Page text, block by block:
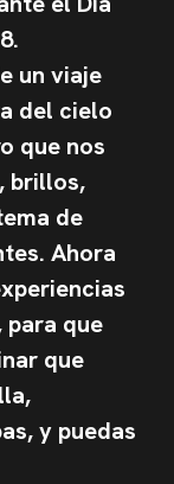
un viaje
del cielo
que nos
brillos,
de
Ahora
que
que
y puedas